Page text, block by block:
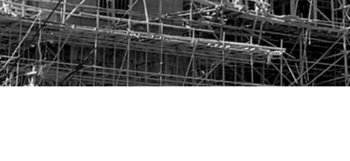
相談をしたい
支払いをしたい
働きたい